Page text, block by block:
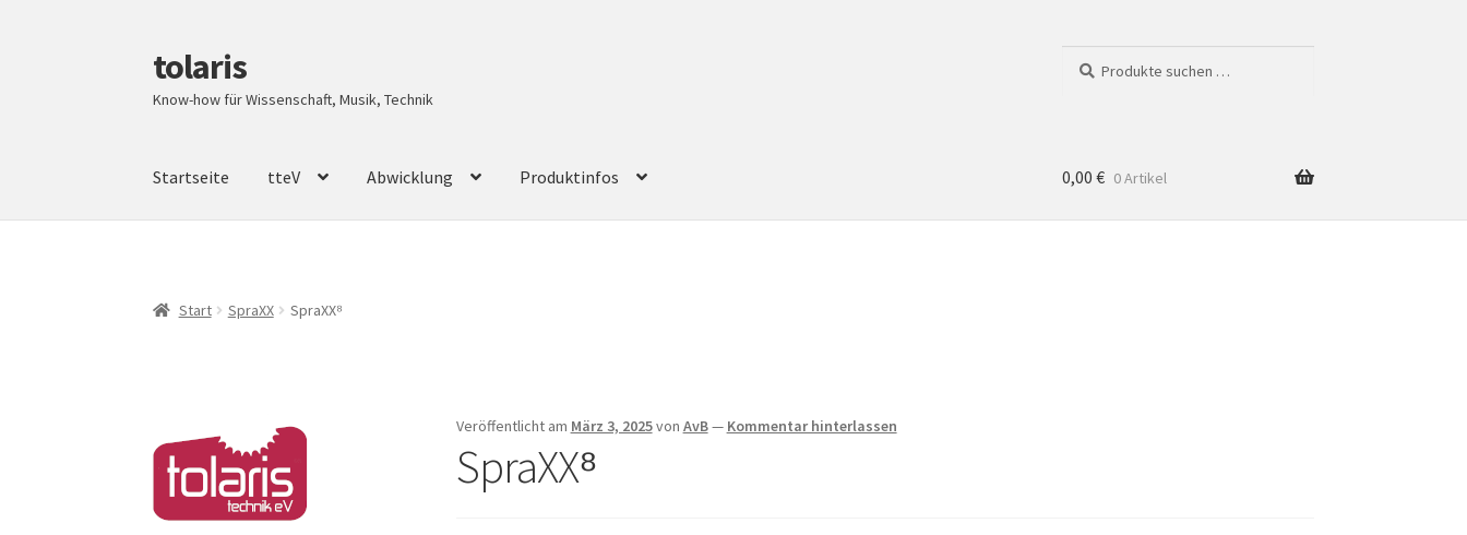
Zur
Navigation
springen
Zum
Inhalt
springen
tolaris
Know-how für Wissenschaft, Musik, Technik
nach:
Startseite tteV Abwicklung Produktinfos 0,00 € 0 Artikel
Start SpraXX SpraXX⁸
Veröffentlicht am März 3, 2025von AvB— Kommentar hinterlassen
SpraXX⁸